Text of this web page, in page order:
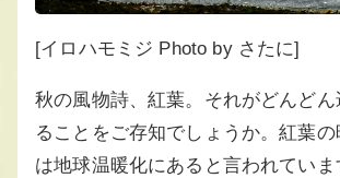
[イロハモミジ Photo by さたに]
秋の風物詩、紅葉。それがどんど
ることをご存知でしょうか。紅葉の
は地球温暖化にあると言われていま